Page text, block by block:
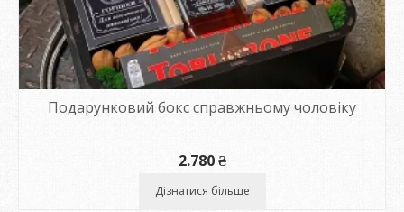
Подарунковий бокс справжньому чоловіку
2.780₴
Дізнатися більше